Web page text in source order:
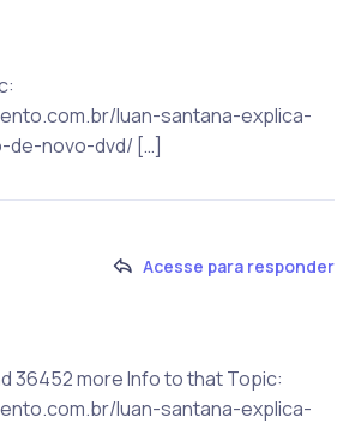
luan-santana-explica-
de-novo-dvd/ […]
Acesse para responder
36452 more Info to that Topic:
luan-santana-explica-